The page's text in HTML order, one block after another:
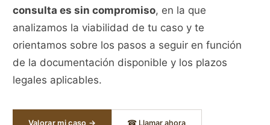
consulta es sin compromiso, en la que
analizamos la viabilidad de tu caso y te
orientamos sobre los pasos a seguir en función
de la documentación disponible y los plazos
legales aplicables.
Valorar mi caso → ☎ Llamar ahora